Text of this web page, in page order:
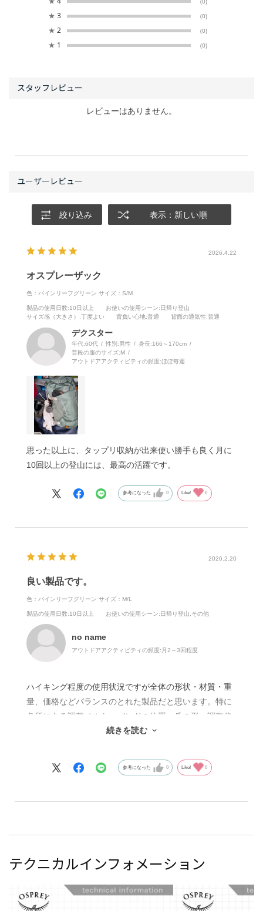
★ 3 (0)
★ 2 (0)
★ 1 (0)
絞り込み 表示：新しい順
2026.4.22
オスプレーザック
色：パインリーフグリーン サイズ：S/M
製品の使用日数:10日以上 お使いの使用シーン:日帰り登山
サイズ感（大きさ） :丁度よい 背負い心地:普通 背面の通気性:普通
デクスター
年代:60代 性別:男性 身長:166～170cm
普段の服のサイズ:M
アウトドアアクティビティの頻度:ほぼ毎週
思った以上に、タップリ収納が出来使い勝手も良く月に
10回以上の登山には、最高の活躍です。
参考になった 0 Like! 0
2026.2.20
良い製品です。
色：パインリーフグリーン サイズ：M/L
製品の使用日数:10日以上 お使いの使用シーン:日帰り登山,その他
no name
アウトドアアクティビティの頻度: 月2～3回程度
ハイキング程度の使用状況ですが全体の形状・材質・重
量、価格などバランスのとれた製品だと思います。特に
各所にある調整ベルト・バンドの位置、爪の形、調整代
の長さなど良く考えられていると思います。
て、直立（自立）できればさらに良いと思います。
続きを読む
参考になった 0 Like! 0
レビューはありません。
テクニカルインフォメーション